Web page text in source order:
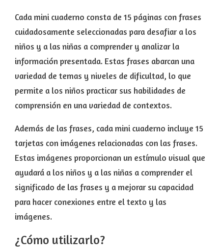
Cada mini cuaderno consta de 15 páginas con frases
cuidadosamente seleccionadas para desafiar a los
niños y a las niñas a comprender y analizar la
información presentada. Estas frases abarcan una
variedad de temas y niveles de dificultad, lo que
permite a los niños practicar sus habilidades de
comprensión en una variedad de contextos.
Además de las frases, cada mini cuaderno incluye 15
tarjetas con imágenes relacionadas con las frases.
Estas imágenes proporcionan un estímulo visual que
ayudará a los niños y a las niñas a comprender el
significado de las frases y a mejorar su capacidad
para hacer conexiones entre el texto y las
imágenes.
¿Cómo utilizarlo?